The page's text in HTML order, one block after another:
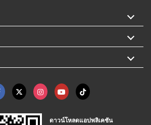
ดาวน์โหลดแอปพลิเคชัน